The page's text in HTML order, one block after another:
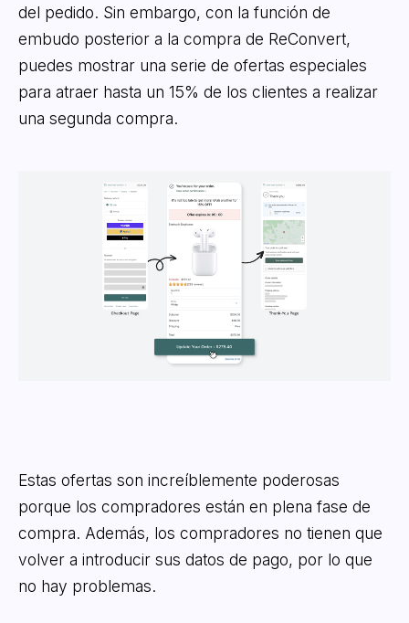
del pedido. Sin embargo, con la función de
embudo posterior a la compra de ReConvert,
puedes mostrar una serie de ofertas especiales
para atraer hasta un 15% de los clientes a realizar
una segunda compra.
Estas ofertas son increíblemente poderosas
porque los compradores están en plena fase de
compra. Además, los compradores no tienen que
volver a introducir sus datos de pago, por lo que
no hay problemas.